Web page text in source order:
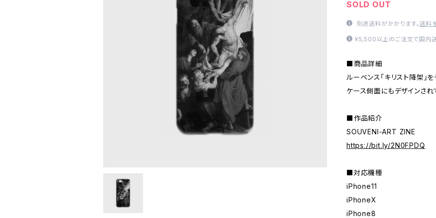
SOLD OUT
別途送料がかかります。送料
¥5,500以上のご注文で国内
■商品詳細
ルーベンス「キリスト降架」
ケース側面にもデザインされ
■作品紹介
SOUVENI-ART ZINE
https://bit.ly/2N0FPDQ
■対応機種
iPhone11
iPhoneX
iPhone8